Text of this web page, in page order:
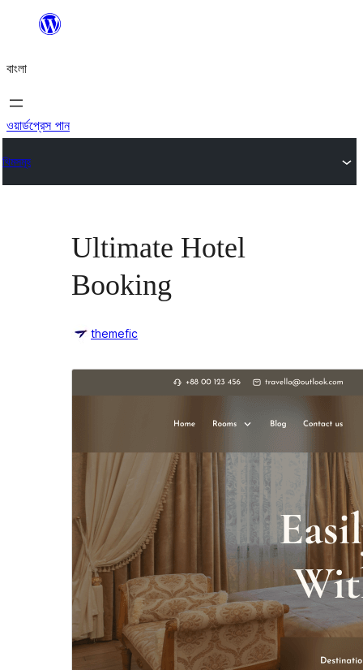
যান
বাংলা
ওয়ার্ডপ্রেস পান
থিমসমূহ
Ultimate Hotel
Booking
themefic